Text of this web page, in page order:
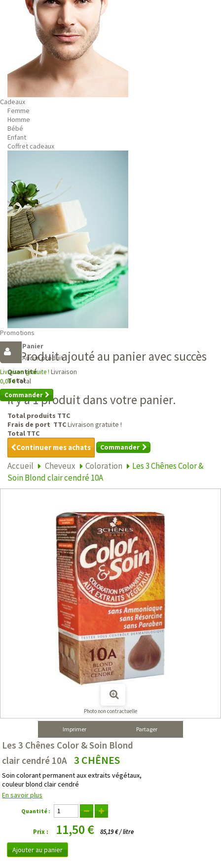
Cadeaux
Femme
Homme
Bébé
Enfant
Coffret cadeaux
Promotions
Panier
Aucun produit
Livraison gratuite ! Livraison
0,00 €Total
Commander
Produit ajouté au panier avec succès
Quantité
Total
Il y a 1 produit dans votre panier.
Total produits TTC
Frais de port TTCLivraison gratuite !
Total TTC
Continuer mes achats Commander
Accueil Cheveux Coloration
Les 3 Chênes Color &
Soin Blond clair cendré 10A
Photo non contractuelle
Imprimer Partager
Les 3 Chênes Color & Soin Blond
clair cendré 10A
3 CHÊNES
Soin colorant permanent aux extraits végétaux,
couleur blond clair cendré
En savoir plus
Quantité :
Prix : 11,50 € 85,19 € / litre
Ajouter au panier